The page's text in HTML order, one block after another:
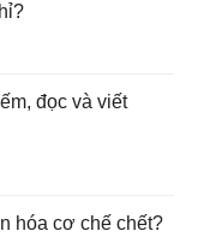
đọc và viết
hóa cơ chế chết?